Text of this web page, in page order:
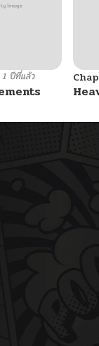
1 ปีที่แล้ว